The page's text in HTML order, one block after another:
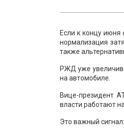
Если к концу июня
нормализация
также
РЖД уже
на автомобиле.
Вице-президент
власти работают
Это важный